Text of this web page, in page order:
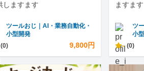
しますます
ツールおじ｜AI・業務自動化・
小型開発
(0) 9,800円
ますます
ツ
小
- (0)